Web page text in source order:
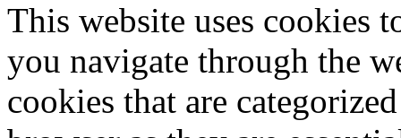
This website uses cookies
you navigate through the
cookies that are